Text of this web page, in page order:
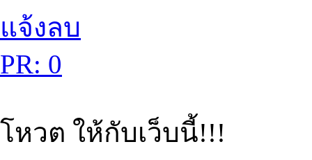
แจ้งลบ
PR: 0
โหวต ให้กับเว็บนี้!!!